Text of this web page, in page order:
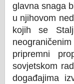
glavna snaga
u njihovom
kojih se
pripremni
sovjetskom
događajima